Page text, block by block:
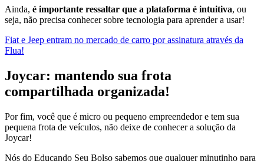
Ainda, é importante ressaltar que a plataforma é intuitiva, ou
seja, não precisa conhecer sobre tecnologia para aprender a usar!
Fiat e Jeep entram no mercado de carro por assinatura através da
Flua!
Joycar: mantendo sua frota
compartilhada organizada!
Por fim, você que é micro ou pequeno empreendedor e tem sua
pequena frota de veículos, não deixe de conhecer a solução da
Joycar!
Nós do Educando Seu Bolso sabemos que qualquer minutinho para